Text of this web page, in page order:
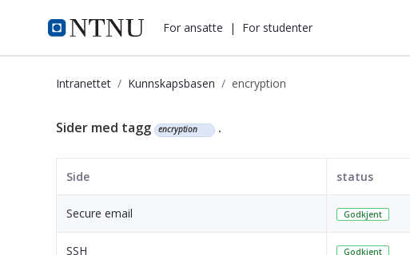
i.ntnu.no For ansatte | For studenter
Intranettet Kunnskapsbasen encryption
Kunnskapsbasen
Sider med tagg encryption .
Side status
Secure email Godkjent
SSH Godkjent